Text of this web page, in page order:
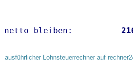
netto bleiben:
ausführlicher Lohnsteuerrechner auf